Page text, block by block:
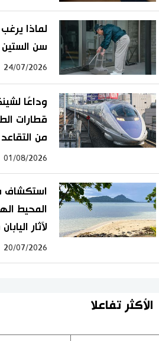
لماذا
سن
24/07/2026
قطارات
من التقاعد
01/08/2026
استكشاف
المحيط
لآثار
20/07/2026
الأكثر تفاعلا